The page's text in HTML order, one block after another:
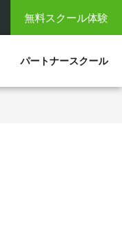
無料スクール体験
パートナースクール